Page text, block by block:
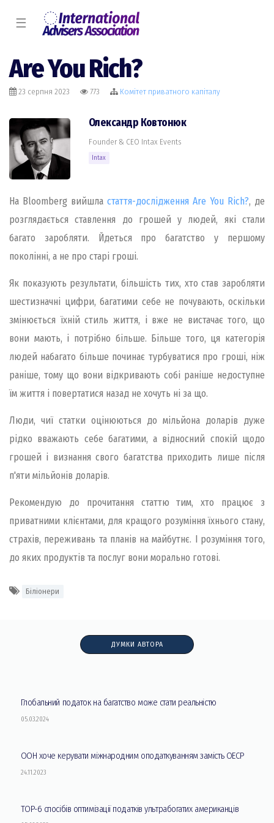
☰
Are You Rich?
23 серпня 2023 773 Комiтет приватного капіталу
Олександр Ковтонюк
Founder & CEO Intax Events
Intax
На Bloomberg вийшла стаття-дослідження Are You Rich?, де
розглядається ставлення до грошей у людей, які стали
багато заробляти. Йдеться про багатство у першому
поколінні, а не про старі гроші.
Як показують результати, більшість тих, хто став заробляти
шестизначні цифри, багатими себе не почувають, оскільки
змінюється їхній стиль життя, і вже не вистачає того, що
вони мають, і потрібно більше. Більше того, ця категорія
людей набагато більше починає турбуватися про гроші, ніж
раніше, тому що вони відкривають собі раніше недоступне
їм життя і повертатися назад не хочуть ні за що.
Люди, чиї статки оцінюються до мільйона доларів дуже
рідко вважають себе багатими, а відносний спокій щодо
грошей і визнання свого багатства приходить лише після
п'яти мільйонів доларів.
Рекомендую до прочитання статтю тим, хто працює з
приватними клієнтами, для кращого розуміння їхнього стану,
страхів, переживань та планів на майбутнє. І розуміння того,
до яких продуктів та послуг вони морально готові.
Біліонери
ДУМКИ АВТОРА
Глобальний податок на багатство може стати реальністю
05.03.2024
ООН хоче керувати міжнародним оподаткуванням замість ОЕСР
24.11.2023
ТOP-6 спосібів оптимізації податків ультрабогатих американців